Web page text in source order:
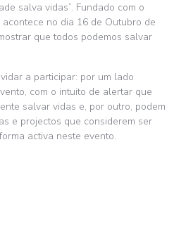
salva vidas”. Fundado com o
no dia 16 de Outubro de
que todos podemos salvar
a participar: por um lado
com o intuito de alertar que
salvar vidas e, por outro, podem
e projectos que considerem ser
activa neste evento.